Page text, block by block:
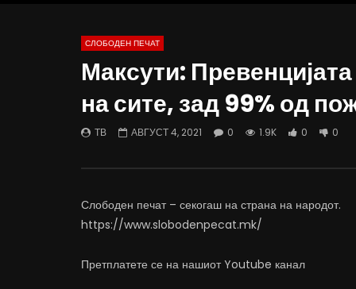
09:05
Вести на „Слободен Печат“
04.08.2026
19:50
СЛОБОДЕН ПЕЧАТ
Максути:
на сите, зад 99% од
ТВ АВГУСТ 4, 2021 0 1.9K 0 0
Слободен печат – секогаш на страна на народот.
https://www.slobodenpecat.mk/
Претплатете се на нашиот Youtube канал